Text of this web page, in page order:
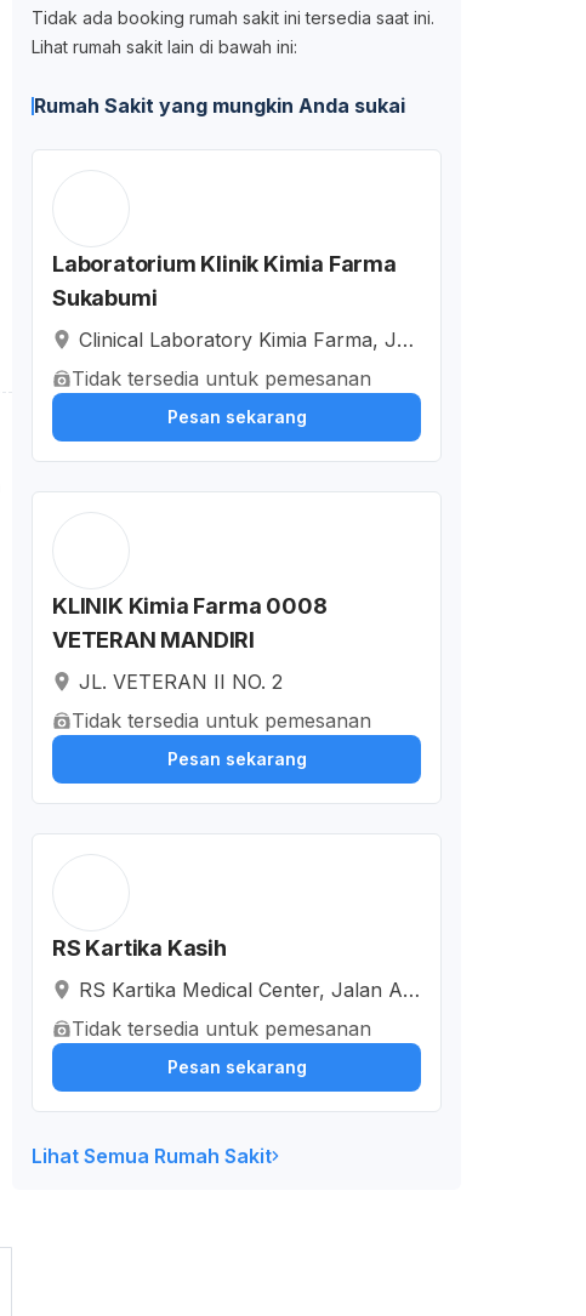
Tidak ada booking rumah sakit ini tersedia saat ini.
Lihat rumah sakit lain di bawah ini:
Rumah Sakit yang mungkin Anda sukai
Laboratorium Klinik Kimia Farma
Sukabumi
Clinical Laboratory Kimia Farma, Jal
an Veteran II, Selabatu, Kota Sukab
umi, Jawa Barat, Indonesia
Tidak tersedia untuk pemesanan
Pesan sekarang
KLINIK Kimia Farma 0008
VETERAN MANDIRI
JL. VETERAN II NO. 2
Tidak tersedia untuk pemesanan
Pesan sekarang
RS Kartika Kasih
RS Kartika Medical Center, Jalan A.
Yani, Nyomplong, Kota Sukabumi, J
awa Barat, Indonesia
Tidak tersedia untuk pemesanan
Pesan sekarang
Lihat Semua Rumah Sakit